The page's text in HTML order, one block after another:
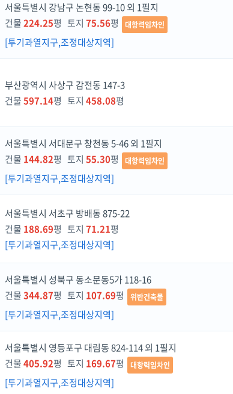
서울특별시 강남구 논현동 99-10 외 1필지
건물224.25평 토지 75.56평 대항력임차인
[투기과열지구,조정대상지역]
부산광역시 사상구 감전동 147-3
건물597.14평 토지 458.08평
서울특별시 서대문구 창천동 5-46 외 1필지
건물 144.82평 토지 55.30평 대항력임차인
[투기과열지구,조정대상지역]
서울특별시 서초구 방배동 875-22
건물 188.69평 토지 71.21평
[투기과열지구,조정대상지역]
서울특별시 성북구 동소문동5가 118-16
건물344.87평 토지 107.69평 위반건축물
[투기과열지구,조정대상지역]
서울특별시 영등포구 대림동 824-114 외 1필지
건물405.92평 토지 169.67평 대항력임차인
[투기과열지구,조정대상지역]